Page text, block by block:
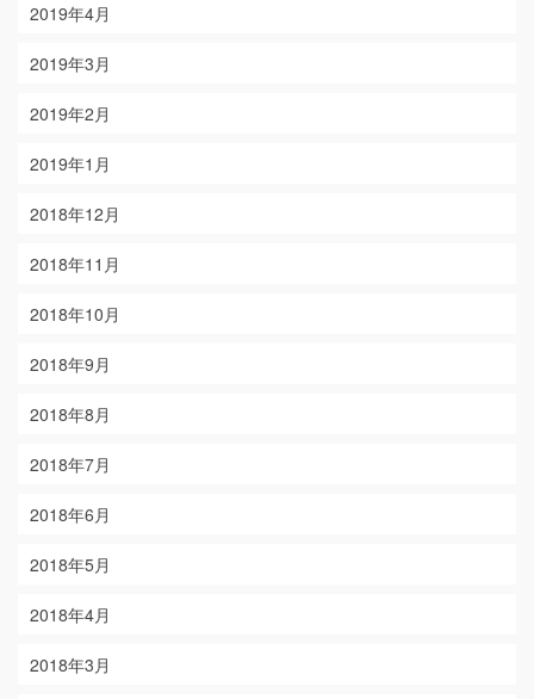
2019年4月
2019年3月
2019年2月
2019年1月
2018年12月
2018年11月
2018年10月
2018年9月
2018年8月
2018年7月
2018年6月
2018年5月
2018年4月
2018年3月